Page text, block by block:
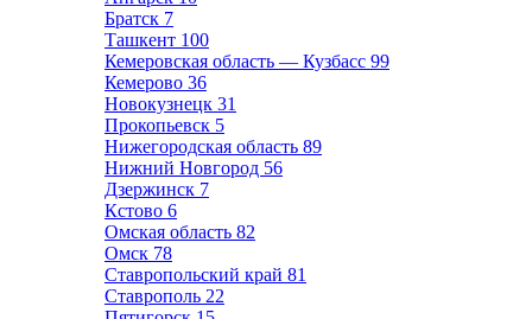
Братск 7
Ташкент 100
Кемеровская область — Кузбасс 99
Кемерово 36
Новокузнецк 31
Прокопьевск 5
Нижегородская область 89
Нижний Новгород 56
Дзержинск 7
Кстово 6
Омская область 82
Омск 78
Ставропольский край 81
Ставрополь 22